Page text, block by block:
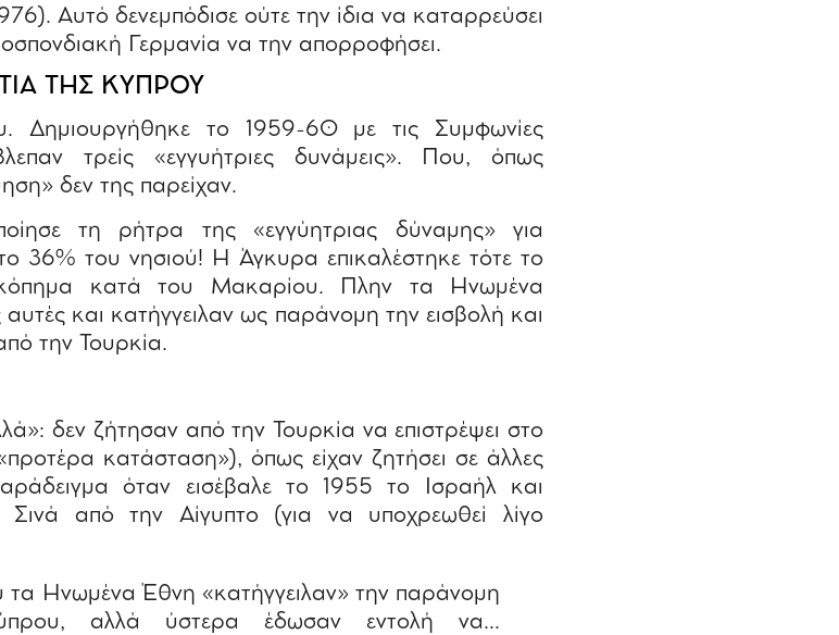
Αυτό δενεμπόδισε ούτε την ίδια να καταρρεύσει
Γερμανία να την απορροφήσει.
ΤΗΣ ΚΥΠΡΟΥ
το 1959-60 με τις Συμφωνίες
τρείς «εγγυήτριες δυνάμεις». Που, όπως
δεν της παρείχαν.
τη ρήτρα της «εγγύητριας δύναμης» για
36% του νησιού! Η Άγκυρα επικαλέστηκε τότε το
κατά του Μακαρίου. Πλην τα Ηνωμένα
αυτές και κατήγγειλαν ως παράνομη την εισβολή και
την Τουρκία.
δεν ζήτησαν από την Τουρκία να επιστρέψει στο
κατάσταση»), όπως είχαν ζητήσει σε άλλες
όταν εισέβαλε το 1955 το Ισραήλ και
από την Αίγυπτο (για να υποχρεωθεί λίγο
τα Ηνωμένα Έθνη «κατήγγειλαν» την παράνομη
αλλά ύστερα έδωσαν εντολή να…